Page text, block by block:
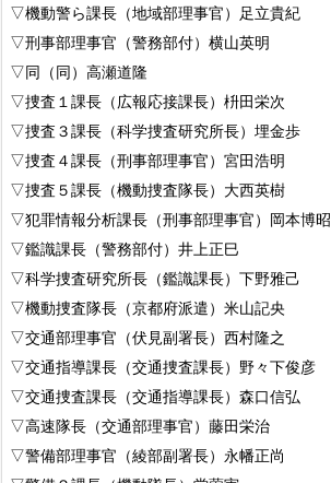
▽機動警ら課長（地域部理事官）足立貴紀
▽刑事部理事官（警務部付）横山英明
▽同（同）高瀬道隆
▽捜査１課長（広報応接課長）枡田栄次
▽捜査３課長（科学捜査研究所長）埋金歩
▽捜査４課長（刑事部理事官）宮田浩明
▽捜査５課長（機動捜査隊長）大西英樹
▽犯罪情報分析課長（刑事部理事官）岡本博昭
▽鑑識課長（警務部付）井上正巳
▽科学捜査研究所長（鑑識課長）下野雅己
▽機動捜査隊長（京都府派遣）米山記央
▽交通部理事官（伏見副署長）西村隆之
▽交通指導課長（交通捜査課長）野々下俊彦
▽交通捜査課長（交通指導課長）森口信弘
▽高速隊長（交通部理事官）藤田栄治
▽警備部理事官（綾部副署長）永幡正尚